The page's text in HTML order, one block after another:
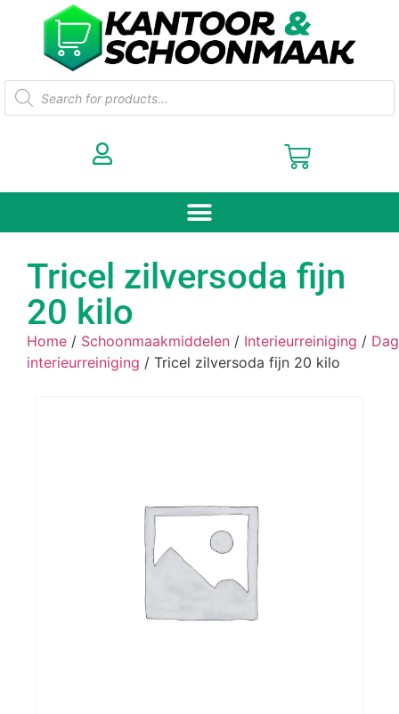
Tricel zilversoda fijn
20 kilo
Home / Schoonmaakmiddelen / Interieurreiniging /
interieurreiniging / Tricel zilversoda fijn 20 kilo